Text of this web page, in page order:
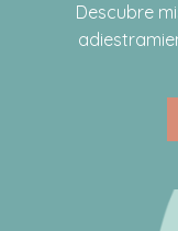
Descubre